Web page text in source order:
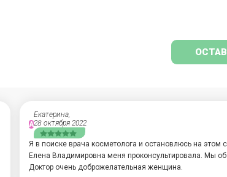
А
Екатерина,
28 октября 2022
Я в поиске врача косметолога и остановлюсь на этом
Елена Владимировна меня проконсультировала. Мы
Доктор очень доброжелательная женщина.